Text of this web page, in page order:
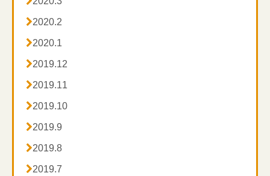
2020.2
2020.1
2019.12
2019.11
2019.10
2019.9
2019.8
2019.7